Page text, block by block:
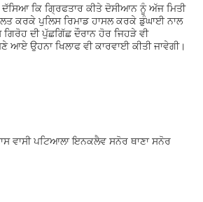
ਕਿ ਗ੍ਰਿਫਤਾਰ ਕੀਤੇ ਦੋਸੀਆਨ ਨੂੰ ਅੱਜ ਮਿਤੀ
ਕਰਕੇ ਪੁਲਿਸ ਰਿਮਾਡ ਹਾਸਲ ਕਰਕੇ ਡੁੰਘਾਈ ਨਾਲ
ਗਿਰੋਹ ਦੀ ਪੁੱਛਗਿੱਛ ਦੌਰਾਨ ਹੋਰ ਜਿਹੜੇ ਵੀ
ਆਏ ਉਹਨਾ ਖਿਲਾਫ ਵੀ ਕਾਰਵਾਈ ਕੀਤੀ ਜਾਵੇਗੀ।
ਵਾਸੀ ਪਟਿਆਲਾ ਇਨਕਲੈਵ ਸਨੋਰ ਥਾਣਾ ਸਨੋਰ